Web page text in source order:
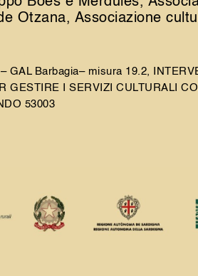
Otzana, Associazione
GAL Barbagia– misura 19.2,
GESTIRE I SERVIZI CULTURALI
53003